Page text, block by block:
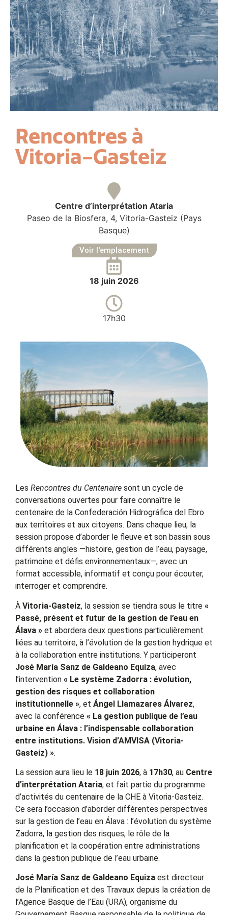
Rencontres à
Vitoria-Gasteiz
Centre d’interprétation Ataria
Paseo de la Biosfera, 4, Vitoria-Gasteiz (Pays
Basque)
Voir l'emplacement
18 juin 2026
17h30
Les Rencontres du Centenaire sont un cycle de
conversations ouvertes pour faire connaître le
centenaire de la Confederación Hidrográfica del Ebro
aux territoires et aux citoyens. Dans chaque lieu, la
session propose d’aborder le fleuve et son bassin sous
différents angles —histoire, gestion de l’eau, paysage,
patrimoine et défis environnementaux—, avec un
format accessible, informatif et conçu pour écouter,
interroger et comprendre.
À Vitoria-Gasteiz, la session se tiendra sous le titre «
Passé, présent et futur de la gestion de l’eau en
Álava » et abordera deux questions particulièrement
liées au territoire, à l’évolution de la gestion hydrique et
à la collaboration entre institutions. Y participeront
José María Sanz de Galdeano Equiza, avec
l’intervention « Le système Zadorra : évolution,
gestion des risques et collaboration
institutionnelle », et Ángel Llamazares Álvarez,
avec la conférence « La gestion publique de l’eau
urbaine en Álava : l’indispensable collaboration
entre institutions. Vision d’AMVISA (Vitoria-
Gasteiz) ».
La session aura lieu le 18 juin 2026, à 17h30, au Centre
d’interprétation Ataria, et fait partie du programme
d’activités du centenaire de la CHE à Vitoria-Gasteiz.
Ce sera l’occasion d’aborder différentes perspectives
sur la gestion de l’eau en Álava : l’évolution du système
Zadorra, la gestion des risques, le rôle de la
planification et la coopération entre administrations
dans la gestion publique de l’eau urbaine.
José María Sanz de Galdeano Equiza est directeur
de la Planification et des Travaux depuis la création de
l’Agence Basque de l’Eau (URA), organisme du